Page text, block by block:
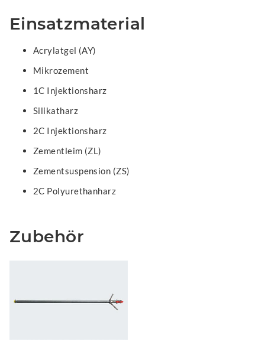
Einsatzmaterial
Acrylatgel (AY)
Mikrozement
1C Injektionsharz
Silikatharz
2C Injektionsharz
Zementleim (ZL)
Zementsuspension (ZS)
2C Polyurethanharz
Zubehör